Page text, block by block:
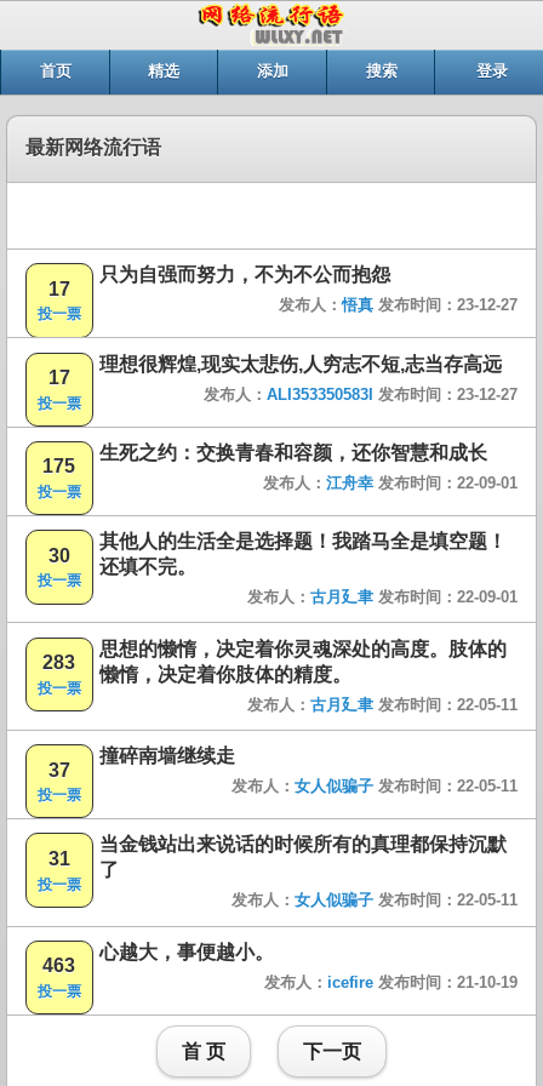
首页 精选 添加 搜索 登录
最新网络流行语
17
投一票
只为自强而努力，不为不公而抱怨
发布人：悟真 发布时间：23-12-27
17
投一票
理想很辉煌,现实太悲伤,人穷志不短,志当存高远
发布人： ALI353350583I 发布时间：23-12-27
175
投一票
生死之约：交换青春和容颜，还你智慧和成长
发布人： 江舟幸 发布时间：22-09-01
30
投一票
其他人的生活全是选择题！我踏马全是填空题！
还填不完。
发布人： 古月廴聿 发布时间：22-09-01
283
投一票
思想的懒惰，决定着你灵魂深处的高度。肢体的
懒惰，决定着你肢体的精度。
发布人： 古月廴聿 发布时间：22-05-11
37
投一票
撞碎南墙继续走
发布人： 女人似骗子 发布时间：22-05-11
31
投一票
当金钱站出来说话的时候所有的真理都保持沉默
了
发布人： 女人似骗子 发布时间：22-05-11
463
投一票
心越大，事便越小。
发布人： icefire 发布时间：21-10-19
首 页 下一页